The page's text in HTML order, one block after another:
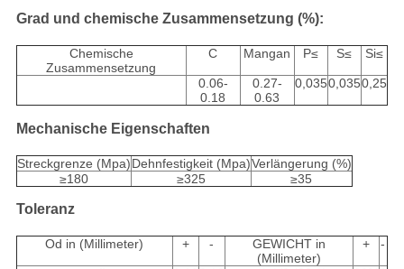
Grad und chemische Zusammensetzung (%):
Chemische
Zusammensetzung
C Mangan P≤ S≤ Si≤
0.06-
0.18
0.27-
0.63
0,0350,0350,25
Mechanische Eigenschaften
Streckgrenze (Mpa)Dehnfestigkeit (Mpa)Verlängerung (%)
≥180
≥325 ≥35
Toleranz
Od in (Millimeter) + -
GEWICHT in
(Millimeter)
+ -